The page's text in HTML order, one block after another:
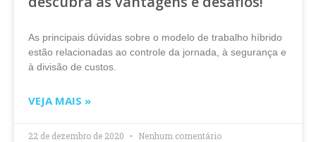
As principais dúvidas sobre o modelo de trabalho híbrido
estão relacionadas ao controle da jornada, à segurança e
à divisão de custos.
VEJA MAIS »
22 de dezembro de 2020 Nenhum comentário